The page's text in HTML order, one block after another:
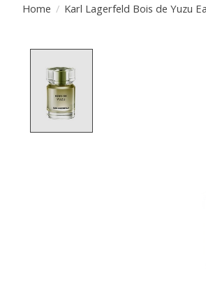
Home / Karl Lagerfeld Bois de Yuzu